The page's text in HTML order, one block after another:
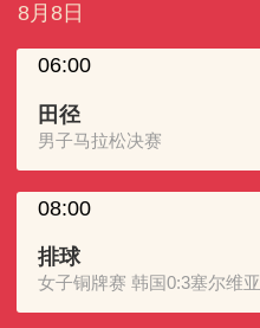
8月8日
06:00
田径
男子马拉松决赛
08:00
排球
女子铜牌赛 韩国0:3塞尔维亚